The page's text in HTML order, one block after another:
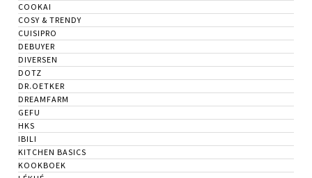
COOKAI
COSY & TRENDY
CUISIPRO
DEBUYER
DIVERSEN
DOTZ
DR.OETKER
DREAMFARM
GEFU
HKS
IBILI
KITCHEN BASICS
KOOKBOEK